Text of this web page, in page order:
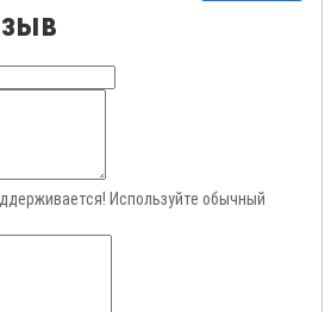
Используйте обычный